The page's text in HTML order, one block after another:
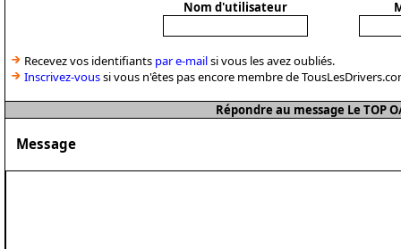
Nom d'utilisateur
Recevez vos identifiants par e-mailsi vous les avez oubliés.
Inscrivez-voussi vous n'êtes pas encore membre de
Répondre au message Le TOP
Message